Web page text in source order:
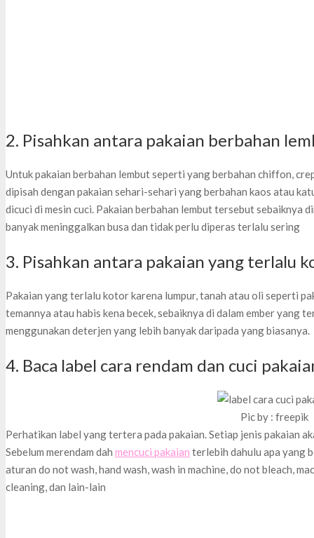
2. Pisahkan antara pakaian berbahan
Untuk pakaian berbahan lembut seperti yang berbahan chiffon,
dipisah dengan pakaian sehari-sehari yang berbahan kaos atau
dicuci di mesin cuci. Pakaian berbahan lembut tersebut sebaiknya
banyak meninggalkan busa dan tidak perlu diperas terlalu sering
3. Pisahkan antara pakaian yang terlalu
Pakaian yang terlalu kotor karena lumpur, tanah atau oli seperti
temannya atau habis kena becek, sebaiknya di dalam ember yang
menggunakan deterjen yang lebih banyak daripada yang biasanya.
4. Baca label cara rendam dan cuci
Pic by : freepik
Perhatikan label yang tertera pada pakaian. Setiap jenis pakaian
Sebelum merendam dah mencuci pakaian terlebih dahulu apa yang
aturan do not wash, hand wash, wash in machine, do not bleach,
cleaning, dan lain-lain